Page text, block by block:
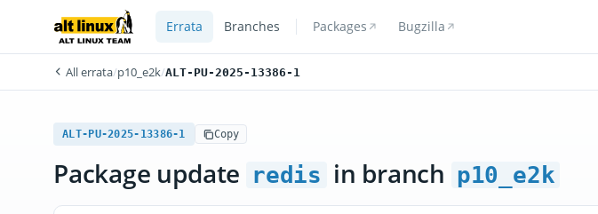
Errata Branches Packages Bugzilla
All errata/p10_e2k/ALT-PU-2025-13386-1
ALT-PU-2025-13386-1 Copy
Package update redis in branch p10_e2k